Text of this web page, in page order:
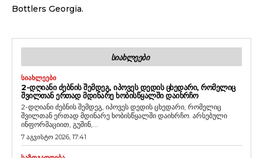
Bottlers Georgia.
ᲡᲘᲐᲮᲚᲔᲔᲑᲘ
ᲡᲘᲐᲮᲚᲔᲔᲑᲘ
2-ᲓᲦᲘᲐᲜᲘ ᲫᲔᲑᲜᲘᲡ ᲨᲔᲛᲓᲔᲒ, ᲘᲞᲝᲕᲔᲡ ᲓᲔᲓᲘᲡ ᲪᲮᲔᲓᲐᲠᲘ, ᲠᲝᲛᲔᲚᲘᲪ
ᲨᲕᲘᲚᲗᲐᲜ ᲔᲠᲗᲐᲓ ᲛᲓᲘᲜᲐᲠᲔ ᲮᲝᲑᲘᲡᲬᲧᲐᲚᲨᲘ ᲓᲐᲘᲮᲠᲩᲝ
2-დღიანი ძებნის შემდეგ, იპოვეს დედის ცხედარი, რომელიც
შვილთან ერთად მდინარე ხობისწყალში დაიხრჩო. არსებული
ინფორმაციით, გუშინ,...
7 აგვისტო 2026, 17:41